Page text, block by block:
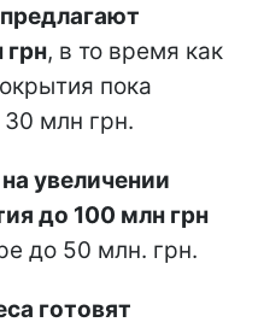
грн, в то время как
пока
30 млн грн.
увеличении
до 100 млн грн
до 50 млн. грн.
готовят